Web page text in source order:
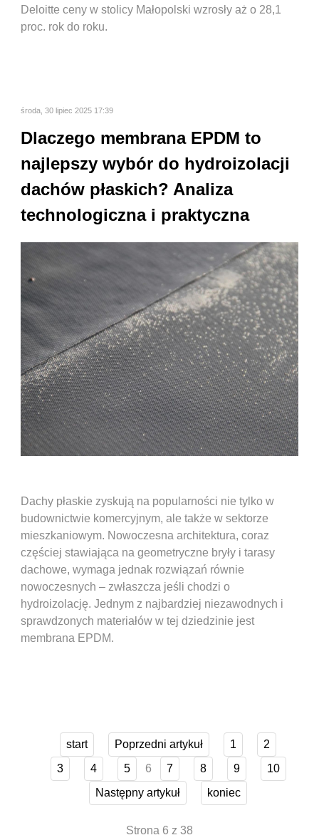
Deloitte ceny w stolicy Małopolski wzrosły aż o 28,1
proc. rok do roku.
środa, 30 lipiec 2025 17:39
Dlaczego membrana EPDM to
najlepszy wybór do hydroizolacji
dachów płaskich? Analiza
technologiczna i praktyczna
Dachy płaskie zyskują na popularności nie tylko w
budownictwie komercyjnym, ale także w sektorze
mieszkaniowym. Nowoczesna architektura, coraz
częściej stawiająca na geometryczne bryły i tarasy
dachowe, wymaga jednak rozwiązań równie
nowoczesnych – zwłaszcza jeśli chodzi o
hydroizolację. Jednym z najbardziej niezawodnych i
sprawdzonych materiałów w tej dziedzinie jest
membrana EPDM.
start Poprzedni artykuł 1
2
3
4 5 6 7 8 9
10
Następny artykuł
koniec
Strona 6 z 38